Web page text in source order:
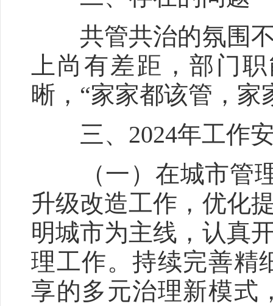
共管共治的氛围不
上尚有差距，部门
晰，“家家都该管，
三、2024年工作
（一）在城市管理
升级改造工作，优化
明城市为主线，认真
理工作。持续完善精
享的多元治理新模式